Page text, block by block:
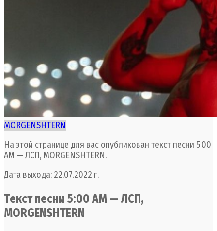
MORGENSHTERN
На этой странице для вас опубликован текст песни 5:00
AM — ЛСП, MORGENSHTERN.
Дата выхода: 22.07.2022 г.
Текст песни 5:00 АМ — ЛСП,
MORGENSHTERN